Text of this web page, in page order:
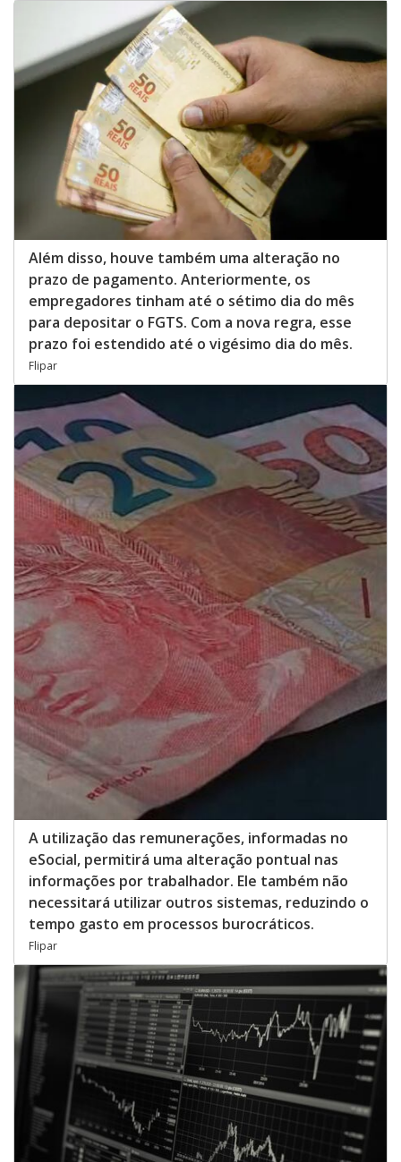
Além disso, houve também uma alteração no
prazo de pagamento. Anteriormente, os
empregadores tinham até o sétimo dia do mês
para depositar o FGTS. Com a nova regra, esse
prazo foi estendido até o vigésimo dia do mês.
Flipar
A utilização das remunerações, informadas no
eSocial, permitirá uma alteração pontual nas
informações por trabalhador. Ele também não
necessitará utilizar outros sistemas, reduzindo o
tempo gasto em processos burocráticos.
Flipar